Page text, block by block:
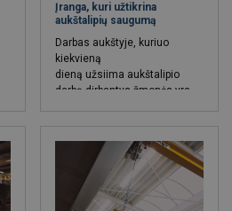
Įranga, kuri užtikrina
aukštalipių saugumą
Darbas aukštyje, kuriuo
kiekvieną
dieną užsiima aukštalipio
darbą dirbantys žmonės yra
tik specialių įgūdžių, bet ir
aukštos kokybės aukštalipių
įrangos. Tinkamai
parinkta
aukštalipių įrangane
tik padeda operatyviai teikti